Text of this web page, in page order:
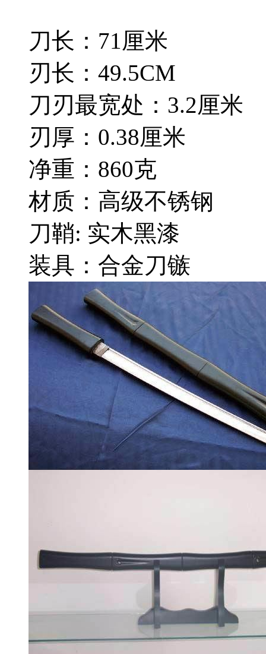
刀长：71厘米
刃长：49.5CM
刀刃最宽处：3.2厘米
刃厚：0.38厘米
净重：860克
材质：高级不锈钢
刀鞘: 实木黑漆
装具：合金刀镞